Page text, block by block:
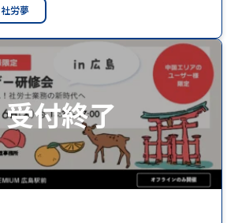
社労夢
受付終了